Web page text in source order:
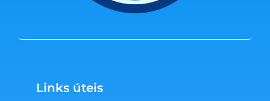
Links úteis